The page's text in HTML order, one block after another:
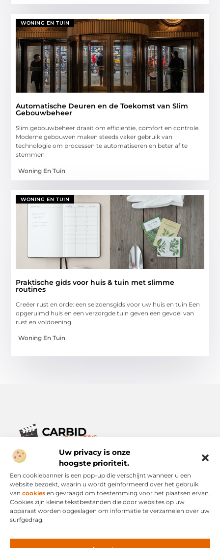
Uw privacy is onze
hoogste prioriteit.
Een cookiebanner is een pop-up die verschijnt wanneer u een
website bezoekt, waarin u wordt geïnformeerd over het gebruik
van cookies en gevraagd om toestemming voor het plaatsen ervan.
Cookies zijn kleine tekstbestanden die door websites op uw
apparaat worden opgeslagen om informatie te verzamelen over uw
surfgedrag.
WONING EN TUIN
Automatische Deuren en de Toekomst van Slim
Gebouwbeheer
Slim gebouwbeheer draait om efficiëntie, comfort en controle.
Moderne gebouwen maken steeds vaker gebruik van
technologie om processen te automatiseren en beter af te
stemmen
Woning En Tuin
WONING EN TUIN
Praktische gids voor huis & tuin met slimme
routines
Creëer rust en orde: een seizoensgids voor uw huis en tuin Een
opgeruimd huis en een verzorgde tuin geven een gevoel van
rust en voldoening.
Woning En Tuin
Verhalen die het alledaagse leven verrijken.
Ontdek een breed scala aan blogs en artikelen die je inspireren,
informeren en verrijken – voor elke dag, voor iedereen.
Bericht categorie